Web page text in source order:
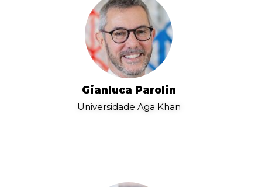
Gianluca Parolin
Universidade Aga Khan